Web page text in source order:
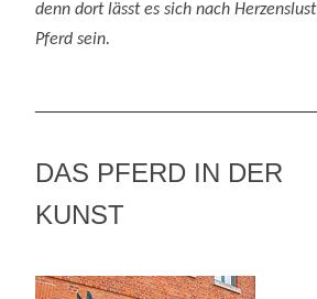
denn dort lässt es sich nach Herzenslust
Pferd sein.
DAS PFERD IN DER
KUNST